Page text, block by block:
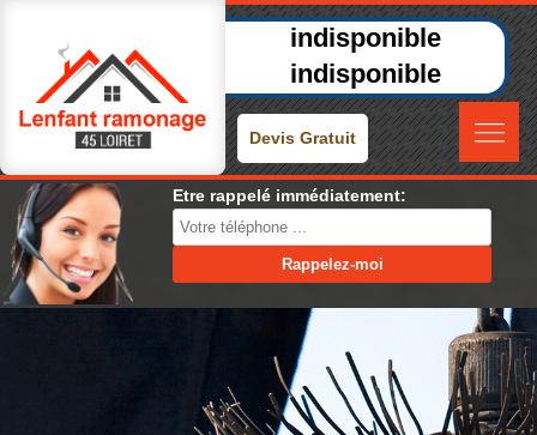
indisponible
indisponible
Devis Gratuit
Etre rappelé immédiatement: